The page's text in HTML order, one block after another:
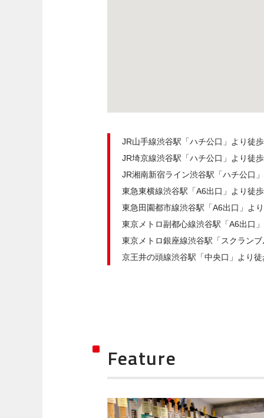
JR山手線渋谷駅「ハチ公口」より徒
JR埼京線渋谷駅「ハチ公口」より徒
JR湘南新宿ライン渋谷駅「ハチ公口
東急東横線渋谷駅「A6出口」より徒
東急田園都市線渋谷駅「A6出口」よ
東京メトロ副都心線渋谷駅「A6出口
東京メトロ銀座線渋谷駅「スクラン
京王井の頭線渋谷駅「中央口」より
Feature